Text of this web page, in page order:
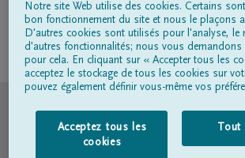
Suivez-nous sur
Conditions d'utilisation
Notre site Web utilise des cookies. Certains
bon fonctionnement du site et nous le plaçons
D'autres cookies sont utilisés pour l'analyse, le
d'autres fonctionnalités; nous vous demandons
pour cela. En cliquant sur « Accepter tous les
acceptez le stockage de tous les cookies sur
pouvez également définir vous-même vos
Acceptez tous les
cookies
Tout